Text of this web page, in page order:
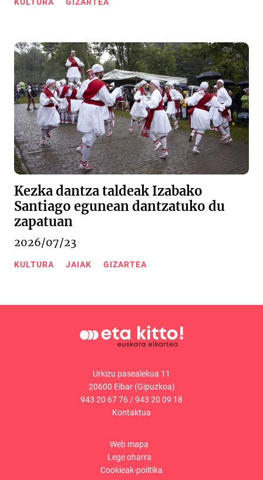
Kezka dantza taldeak Izabako
Santiago egunean dantzatuko du
zapatuan
2026/07/23
KULTURA JAIAK GIZARTEA
Urkizu pasealekua 11
20600 Eibar (Gipuzkoa)
943 20 67 76/943 20 09 18
Kontaktua
Web mapa
Lege oharra
Cookieak-politika